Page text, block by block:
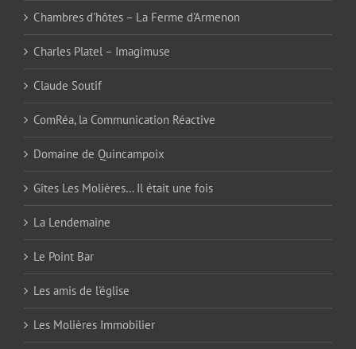
Chambres d'hôtes – La Ferme d'Armenon
Charles Platel – Imagimuse
Claude Soutif
ComRéa, la Communication Réactive
Domaine de Quincampoix
Gîtes Les Molières… Il était une fois
La Lendemaine
Le Point Bar
Les amis de l'église
Les Molières Immobilier